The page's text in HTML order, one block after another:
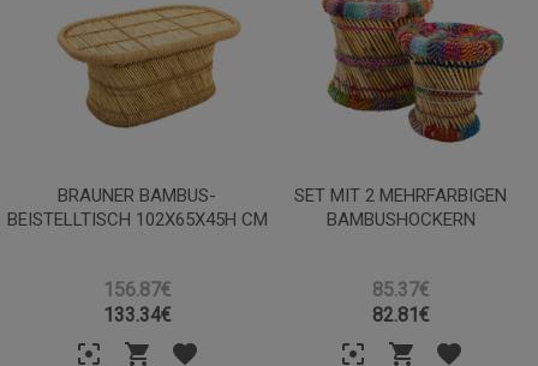
BRAUNER BAMBUS-
BEISTELLTISCH 102X65X45H CM
156.87€
133.34€
SET MIT 2 MEHRFARBIGEN
BAMBUSHOCKERN
85.37€
82.81€